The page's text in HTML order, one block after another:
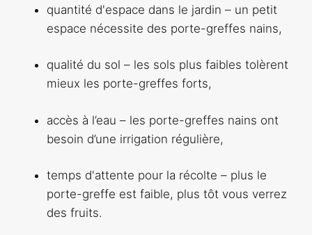
quantité d'espace dans le jardin – un petit
espace nécessite des porte-greffes nains,
qualité du sol – les sols plus faibles tolèrent
mieux les porte-greffes forts,
accès à l’eau – les porte-greffes nains ont
besoin d’une irrigation régulière,
temps d'attente pour la récolte – plus le
porte-greffe est faible, plus tôt vous verrez
des fruits.